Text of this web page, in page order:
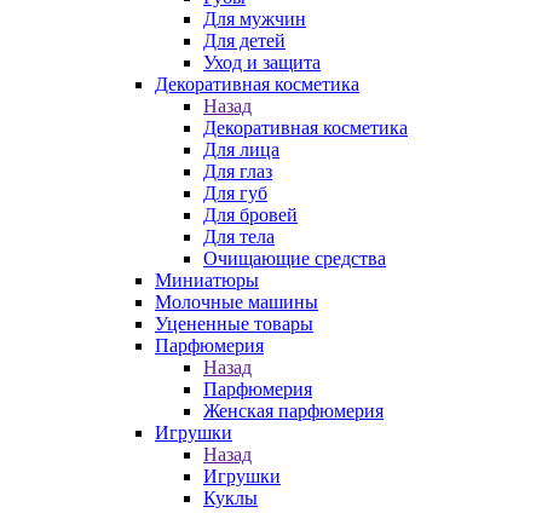
Для мужчин
Для детей
Уход и защита
Декоративная косметика
Назад
Декоративная косметика
Для лица
Для глаз
Для губ
Для бровей
Для тела
Очищающие средства
Миниатюры
Молочные машины
Уцененные товары
Парфюмерия
Назад
Парфюмерия
Женская парфюмерия
Игрушки
Назад
Игрушки
Куклы